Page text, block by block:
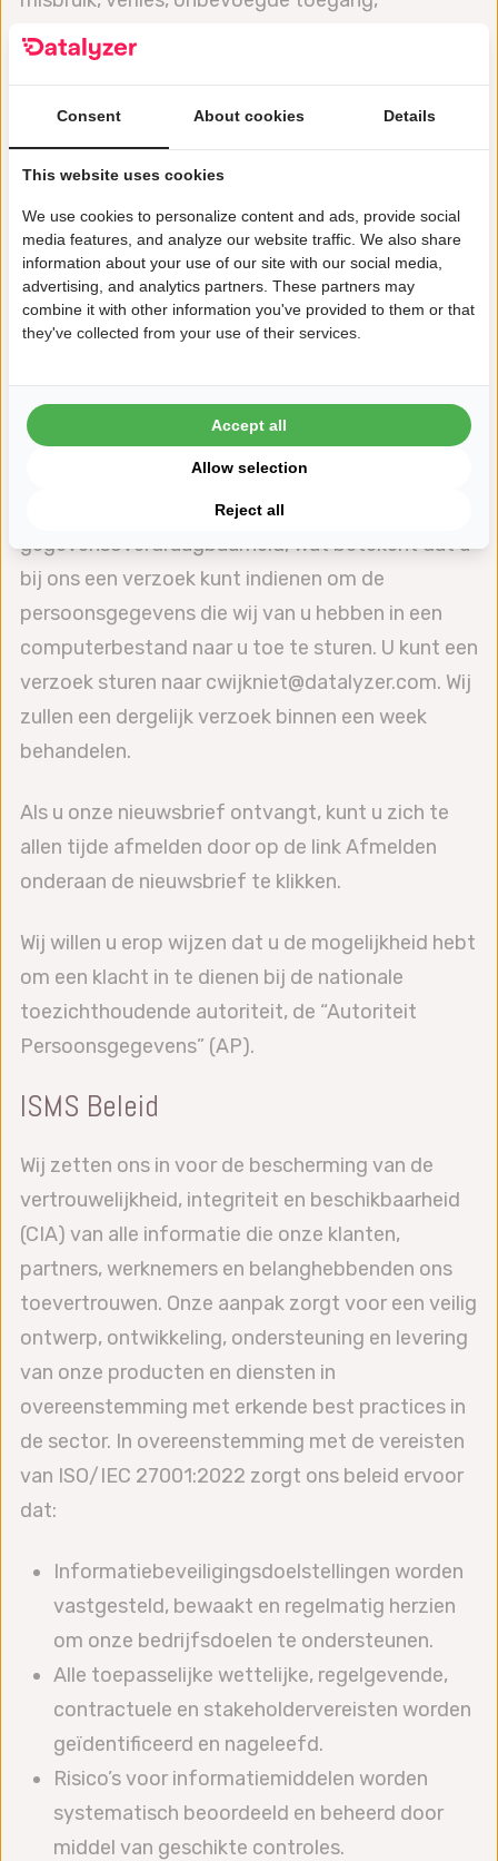
ongewenste openbaarmaking en ongeoorloofde
vermoeden is van slechte beveiliging of
aanwijzingen van misbruik, neem dan contact op
met Datalyzer International.
Betrokken rechten / toestemming: U heeft het
recht om uw persoonsgegevens in te zien, te
om uw toestemming voor de
gegevensverwerking in te trekken of bezwaar te
maken tegen de verwerking van uw
persoonsgegevens. U hebt ook het recht op
gegevensoverdraagbaarheid, wat betekent dat u
bij ons een verzoek kunt indienen om de
persoonsgegevens die wij van u hebben in een
computerbestand naar u toe te sturen. U kunt een
verzoek sturen naar cwijkniet@datalyzer.com. Wij
zullen een dergelijk verzoek binnen een week
behandelen.
Als u onze nieuwsbrief ontvangt, kunt u zich te
allen tijde afmelden door op de link Afmelden
onderaan de nieuwsbrief te klikken.
Wij willen u erop wijzen dat u de mogelijkheid hebt
om een klacht in te dienen bij de nationale
toezichthoudende autoriteit, de “Autoriteit
Persoonsgegevens” (AP).
ISMS Beleid
Wij zetten ons in voor de bescherming van de
vertrouwelijkheid, integriteit en beschikbaarheid
(CIA) van alle informatie die onze klanten,
partners, werknemers en belanghebbenden ons
toevertrouwen. Onze aanpak zorgt voor een veilig
ontwerp, ontwikkeling, ondersteuning en levering
van onze producten en diensten in
overeenstemming met erkende best practices in
de sector. In overeenstemming met de vereisten
van ISO/IEC 27001:2022 zorgt ons beleid ervoor
dat:
Informatiebeveiligingsdoelstellingen worden
vastgesteld, bewaakt en regelmatig herzien
om onze bedrijfsdoelen te ondersteunen.
Alle toepasselijke wettelijke, regelgevende,
contractuele en stakeholdervereisten worden
geïdentificeerd en nageleefd.
Risico’s voor informatiemiddelen worden
systematisch beoordeeld en beheerd door
middel van geschikte controles.
Consent About cookies Details
This website uses cookies
We use cookies to personalize content and ads, provide social
media features, and analyze our website traffic. We also share
information about your use of our site with our social media,
advertising, and analytics partners. These partners may
combine it with other information you've provided to them or that
they've collected from your use of their services.
Reject all
Allow selection
Accept all